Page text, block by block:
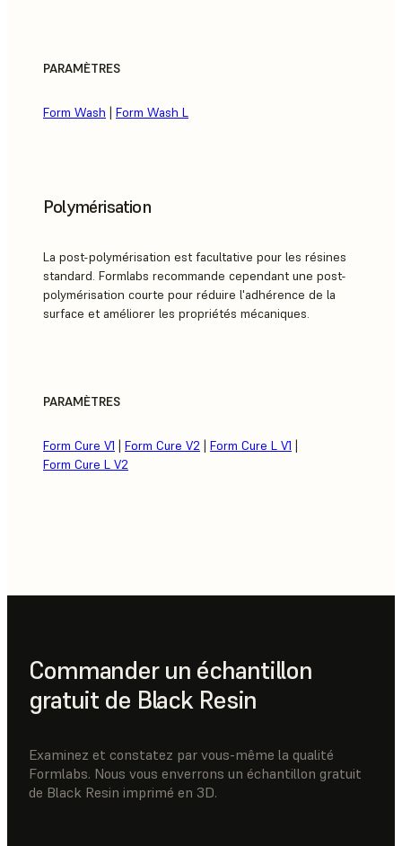
PARAMÈTRES
Form Wash | Form Wash L
Polymérisation
La post-polymérisation est facultative pour les résines
standard. Formlabs recommande cependant une post-
polymérisation courte pour réduire l'adhérence de la
surface et améliorer les propriétés mécaniques.
PARAMÈTRES
Form Cure V1 | Form Cure V2 | Form Cure L V1 |
Form Cure L V2
Commander un échantillon
gratuit de Black Resin
Examinez et constatez par vous-même la qualité
Formlabs. Nous vous enverrons un échantillon gratuit
de Black Resin imprimé en 3D.